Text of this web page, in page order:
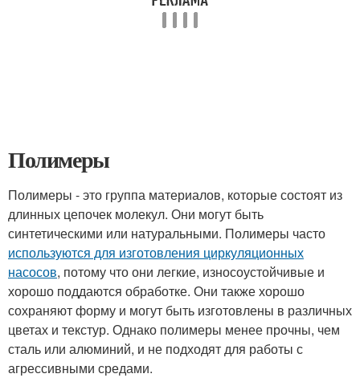
Полимеры
Полимеры - это группа материалов, которые состоят из
длинных цепочек молекул. Они могут быть
синтетическими или натуральными. Полимеры часто
используются для изготовления циркуляционных
насосов, потому что они легкие, износоустойчивые и
хорошо поддаются обработке. Они также хорошо
сохраняют форму и могут быть изготовлены в различных
цветах и текстур. Однако полимеры менее прочны, чем
сталь или алюминий, и не подходят для работы с
агрессивными средами.